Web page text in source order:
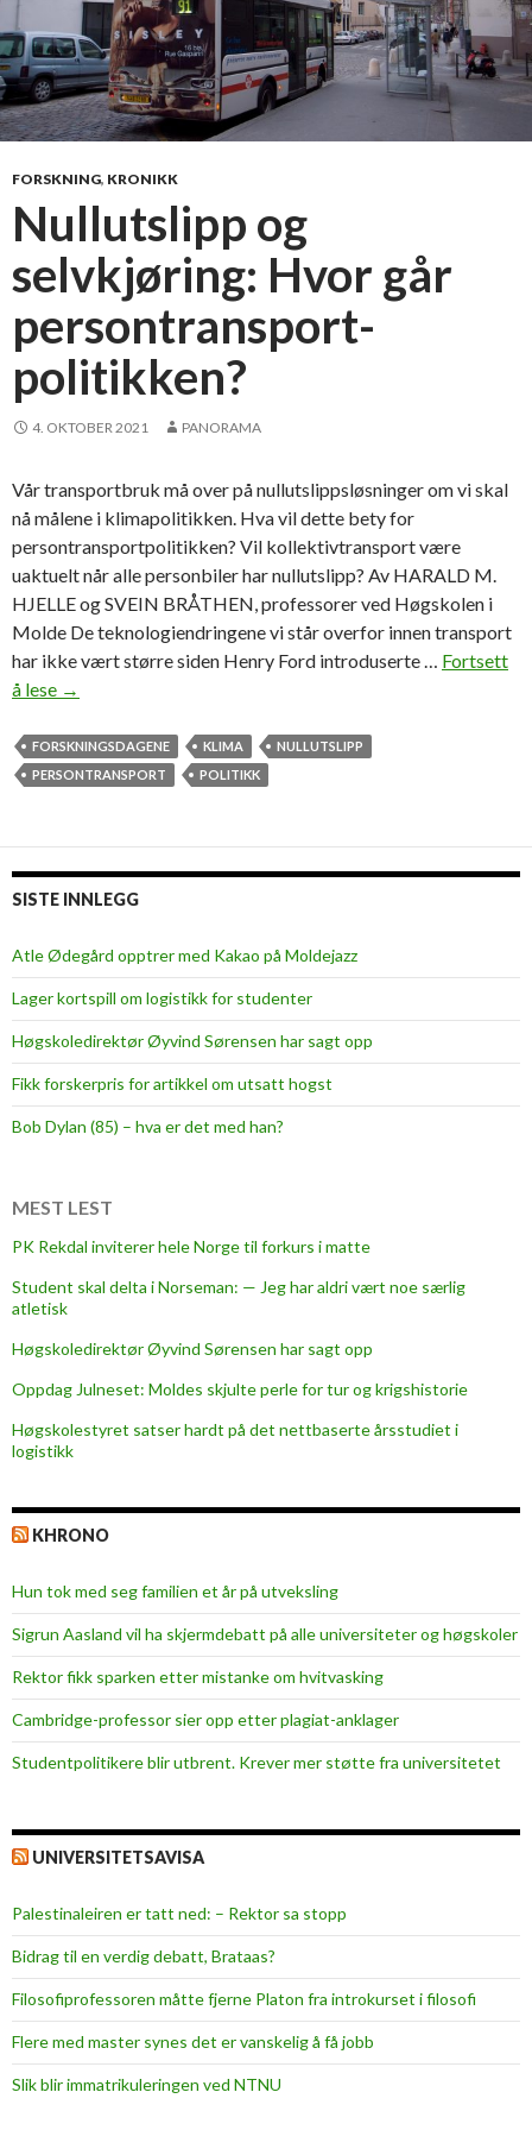
FORSKNING, KRONIKK
Nullutslipp og
selvkjøring: Hvor går
persontransport-
politikken?
4. OKTOBER 2021 PANORAMA
Vår transportbruk må over på nullutslippsløsninger om vi skal
nå målene i klimapolitikken. Hva vil dette bety for
persontransportpolitikken? Vil kollektivtransport være
uaktuelt når alle personbiler har nullutslipp? Av HARALD M.
HJELLE og SVEIN BRÅTHEN, professorer ved Høgskolen i
Molde De teknologiendringene vi står overfor innen transport
har ikke vært større siden Henry Ford introduserte … Fortsett
å lese N
l
l
l
p
p
o
g
s
e
j
r
i
n
g
H
v
o
g
å
p
e
r
s
o
n
t
a
n
p
o
r
t
-
p
o
→
FORSKNINGSDAGENE KLIMA
NULLUTSLIPP
PERSONTRANSPORT
POLITIKK
SISTE INNLEGG
Atle Ødegård opptrer med Kakao på Moldejazz
Lager kortspill om logistikk for studenter
Høgskoledirektør Øyvind Sørensen har sagt opp
Fikk forskerpris for artikkel om utsatt hogst
Bob Dylan (85) – hva er det med han?
MEST LEST
PK Rekdal inviterer hele Norge til forkurs i matte
Student skal delta i Norseman: — Jeg har aldri vært noe særlig
atletisk
Høgskoledirektør Øyvind Sørensen har sagt opp
Oppdag Julneset: Moldes skjulte perle for tur og krigshistorie
Høgskolestyret satser hardt på det nettbaserte årsstudiet i
logistikk
KHRONO
Hun tok med seg familien et år på utveksling
Sigrun Aasland vil ha skjerm­debatt på alle universiteter og høgskoler
Rektor fikk sparken etter mistanke om hvitvasking
Cambridge-professor sier opp etter plagiat-anklager
Studentpolitikere blir utbrent. Krever mer støtte fra universitetet
UNIVERSITETSAVISA
Palestinaleiren er tatt ned: – Rektor sa stopp
Bidrag til en verdig debatt, Brataas?
Filosofiprofessoren måtte fjerne Platon fra introkurset i filosofi
Flere med master synes det er vanskelig å få jobb
Slik blir immatrikuleringen ved NTNU